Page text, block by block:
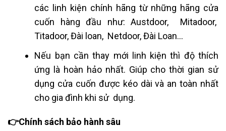
các linh kiện chính hãng từ những hãng cửa
cuốn hàng đầu như: Austdoor, Mitadoor,
Titadoor, Đài loan, Netdoor, Đài Loan…
Nếu bạn cần thay mới linh kiện thì độ thích
ứng là hoàn hảo nhất. Giúp cho thời gian sử
dụng cửa cuốn được kéo dài và an toàn nhất
cho gia đình khi sử dụng.
👉Chính sách bảo hành sâu